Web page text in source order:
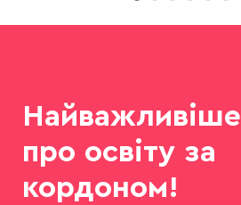
Найважливіше
про освіту за
кордоном!